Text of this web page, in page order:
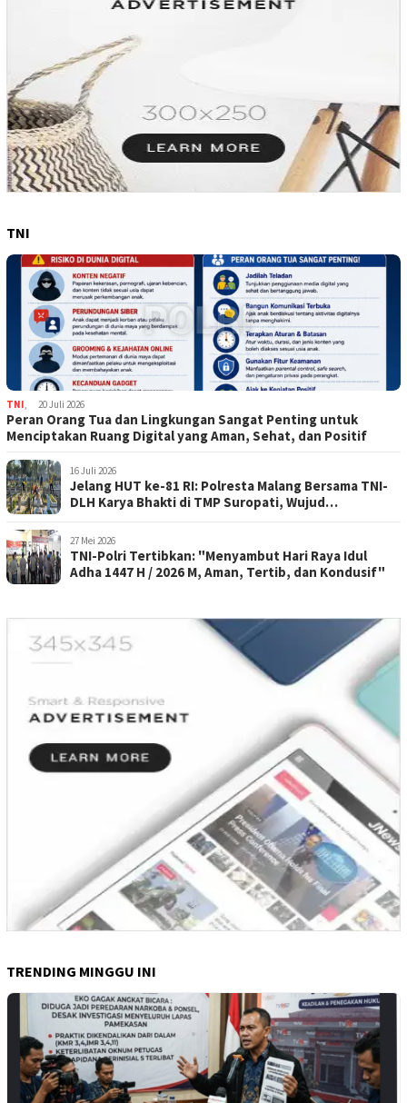
TNI
TNI, 20 Juli 2026
Peran Orang Tua dan Lingkungan Sangat Penting untuk
Menciptakan Ruang Digital yang Aman, Sehat, dan Positif
16 Juli 2026
Jelang HUT ke-81 RI: Polresta Malang Bersama TNI-
DLH Karya Bhakti di TMP Suropati, Wujud
27 Mei 2026
TNI-Polri Tertibkan: "Menyambut Hari Raya Idul
Adha 1447 H / 2026 M, Aman, Tertib, dan Kondusif"
TRENDING MINGGU INI